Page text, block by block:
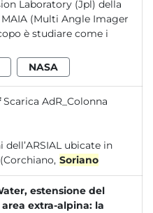
Laboratory (Jpl) della
(Multi Angle Imager
è studiare come i
NASA
Scarica AdR_Colonna
Soriano
estensione del
extra-alpina: la